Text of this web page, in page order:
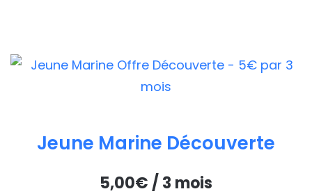
Jeune Marine Découverte
5,00€ / 3 mois